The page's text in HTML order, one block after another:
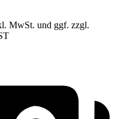
MwSt. und ggf. zzgl.